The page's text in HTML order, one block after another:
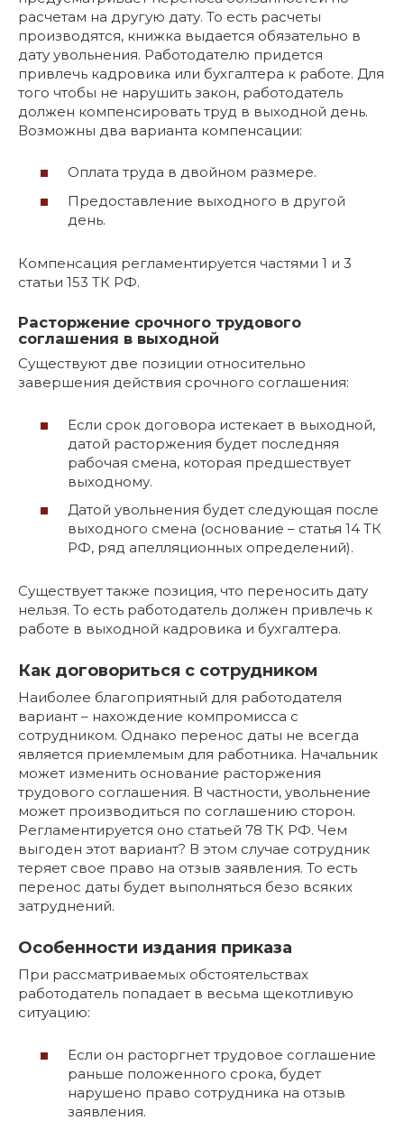
расчетам на другую дату. То есть расчеты
производятся, книжка выдается обязательно в
дату увольнения. Работодателю придется
привлечь кадровика или бухгалтера к работе. Для
того чтобы не нарушить закон, работодатель
должен компенсировать труд в выходной день.
Возможны два варианта компенсации:
Оплата труда в двойном размере.
Предоставление выходного в другой
день.
Компенсация регламентируется частями 1 и 3
статьи 153 ТК РФ.
Расторжение срочного трудового
соглашения в выходной
Существуют две позиции относительно
завершения действия срочного соглашения:
Если срок договора истекает в выходной,
датой расторжения будет последняя
рабочая смена, которая предшествует
выходному.
Датой увольнения будет следующая после
выходного смена (основание – статья 14 ТК
РФ, ряд апелляционных определений).
Существует также позиция, что переносить дату
нельзя. То есть работодатель должен привлечь к
работе в выходной кадровика и бухгалтера.
Как договориться с сотрудником
Наиболее благоприятный для работодателя
вариант – нахождение компромисса с
сотрудником. Однако перенос даты не всегда
является приемлемым для работника. Начальник
может изменить основание расторжения
трудового соглашения. В частности, увольнение
может производиться по соглашению сторон.
Регламентируется оно статьей 78 ТК РФ. Чем
выгоден этот вариант? В этом случае сотрудник
теряет свое право на отзыв заявления. То есть
перенос даты будет выполняться безо всяких
затруднений.
Особенности издания приказа
При рассматриваемых обстоятельствах
работодатель попадает в весьма щекотливую
ситуацию:
Если он расторгнет трудовое соглашение
раньше положенного срока, будет
нарушено право сотрудника на отзыв
заявления.